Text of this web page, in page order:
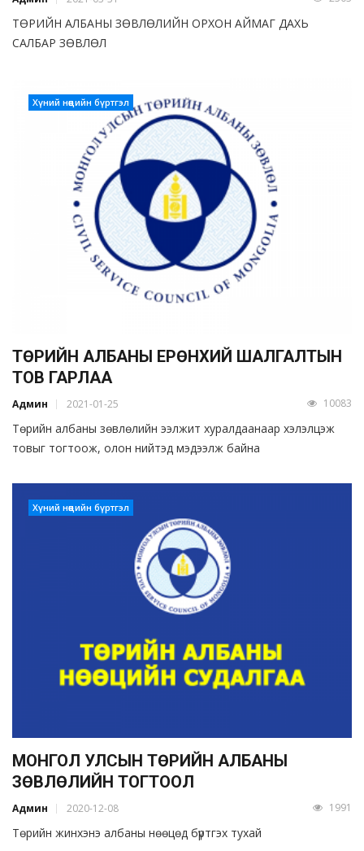
ТӨРИЙН АЛБАНЫ ЗӨВЛӨЛИЙН ОРХОН АЙМАГ ДАХЬ
САЛБАР ЗӨВЛӨЛ
Хүний нөөцийн бүртгэл
ТӨРИЙН АЛБАНЫ ЕРӨНХИЙ ШАЛГАЛТЫН
ТОВ ГАРЛАА
Админ 2021-01-25 10083
Төрийн албаны зөвлөлийн ээлжит хуралдаанаар хэлэлцэж
товыг тогтоож, олон нийтэд мэдээлж байна
Хүний нөөцийн бүртгэл
МОНГОЛ УЛСЫН ТӨРИЙН АЛБАНЫ
ЗӨВЛӨЛИЙН ТОГТООЛ
Админ 2020-12-08 1991
Төрийн жинхэнэ албаны нөөцөд бүртгэх тухай